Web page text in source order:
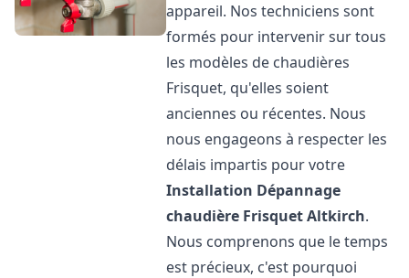
appareil. Nos techniciens sont
formés pour intervenir sur tous
les modèles de chaudières
Frisquet, qu'elles soient
anciennes ou récentes. Nous
nous engageons à respecter les
délais impartis pour votre
Installation Dépannage
chaudière FrisquetAltkirch.
Nous comprenons que le temps
est précieux, c'est pourquoi